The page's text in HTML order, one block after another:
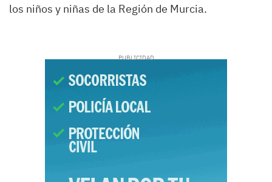
los niños y niñas de la Región de Murcia.